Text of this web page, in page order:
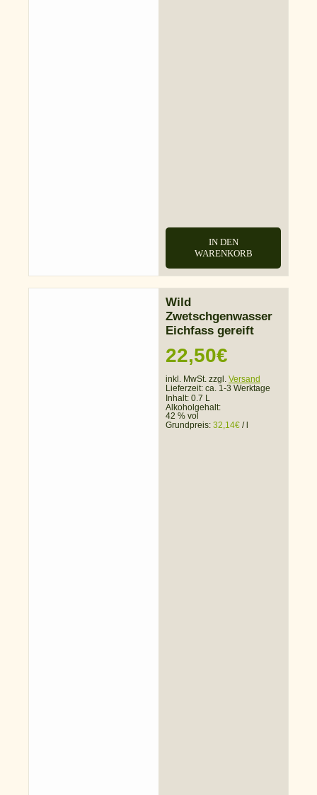
IN DEN
WARENKORB
Wild
Zwetschgenwasser
Eichfass gereift
22,50€
inkl. MwSt. zzgl. Versand
Lieferzeit: ca. 1-3 Werktage
Inhalt: 0.7 L
Alkoholgehalt:
42 % vol
Grundpreis: 32,14€ /